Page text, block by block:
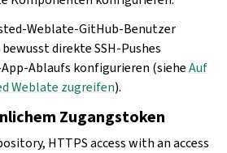
Weblate-GitHub-Benutzer
direkte SSH-Pushes
Ablaufs konfigurieren (sieheAuf
Weblate zugreifen).
Zugangstoken
HTTPS access with an access